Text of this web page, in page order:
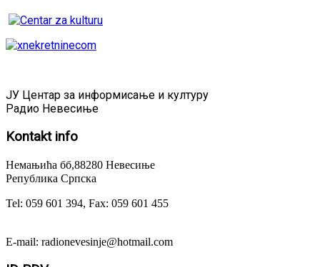
ЈУ Центар за информисање и културу
Радио Невесиње
Kontaktinfo
Немањића бб,88280 Невесиње
Република Српска
Tel: 059 601 394, Fax: 059 601 455
E-mail: radionevesinje@hotmail.com